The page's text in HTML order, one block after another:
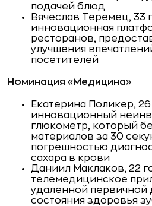
подачей блюд
Вячеслав Теремец, 33
инновационная
ресторанов,
улучшения
посетителей
Номинация «Медицина»
Екатерина Поликер, 26
инновационный
глюкометр, который
материалов за 30
погрешностью
сахара в крови
Даниил Маклаков, 22
телемедицинское
удаленной первичной
состояния здоровья